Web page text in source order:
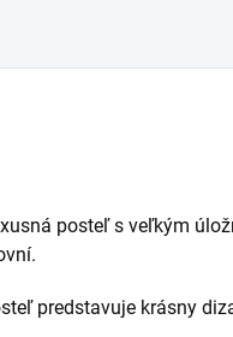
posteľ s veľkým
predstavuje krásny